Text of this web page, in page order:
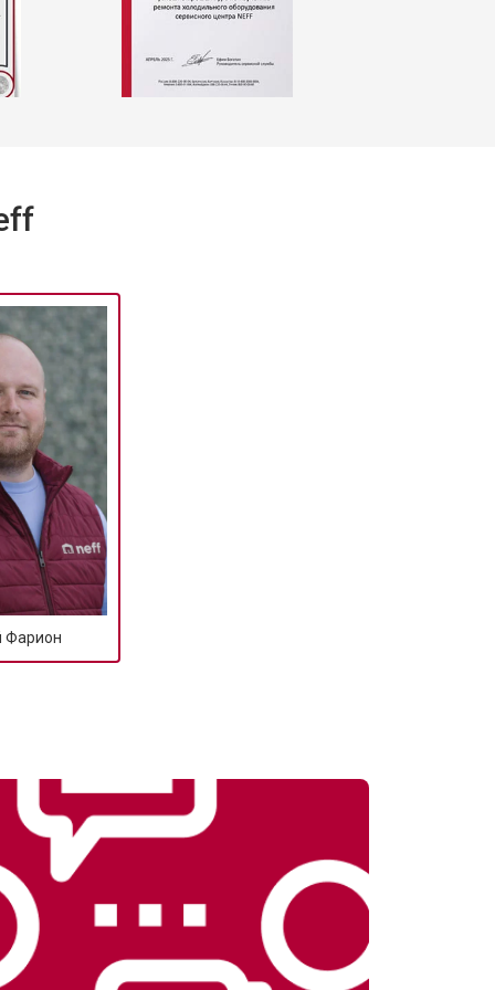
1590 ₽ Заказать
1250 ₽
1000 ₽
850 ₽
2590 ₽
1900 ₽
1100 ₽
750 ₽
1550 ₽ Заказать
2000 ₽ Заказать
Фарион